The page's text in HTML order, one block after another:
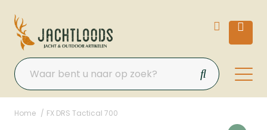
Home FX DRS Tactical 700